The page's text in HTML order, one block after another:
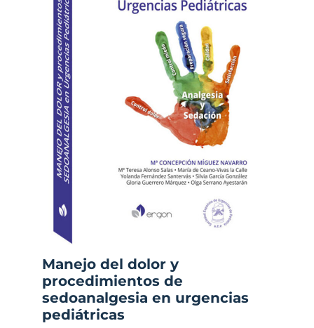
Manejo del dolor y
procedimientos de
sedoanalgesia en urgencias
pediátricas